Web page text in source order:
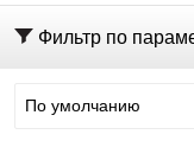
Фильтр по
По умолчанию